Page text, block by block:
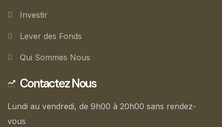
Investir
Lever des Fonds
Qui Sommes Nous
Contactez Nous
Lundi au vendredi, de 9h00 à 20h00 sans rendez-
vous